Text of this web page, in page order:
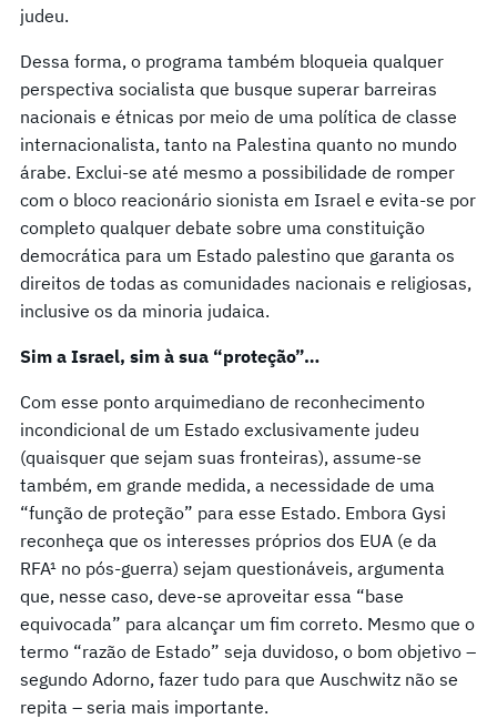
judeu.
Dessa forma, o programa também bloqueia qualquer
perspectiva socialista que busque superar barreiras
nacionais e étnicas por meio de uma política de classe
internacionalista, tanto na Palestina quanto no mundo
árabe. Exclui-se até mesmo a possibilidade de romper
com o bloco reacionário sionista em Israel e evita-se por
completo qualquer debate sobre uma constituição
democrática para um Estado palestino que garanta os
direitos de todas as comunidades nacionais e religiosas,
inclusive os da minoria judaica.
Sim a Israel, sim à sua “proteção”…
Com esse ponto arquimediano de reconhecimento
incondicional de um Estado exclusivamente judeu
(quaisquer que sejam suas fronteiras), assume-se
também, em grande medida, a necessidade de uma
“função de proteção” para esse Estado. Embora Gysi
reconheça que os interesses próprios dos EUA (e da
RFA¹ no pós-guerra) sejam questionáveis, argumenta
que, nesse caso, deve-se aproveitar essa “base
equivocada” para alcançar um fim correto. Mesmo que o
termo “razão de Estado” seja duvidoso, o bom objetivo –
segundo Adorno, fazer tudo para que Auschwitz não se
repita – seria mais importante.